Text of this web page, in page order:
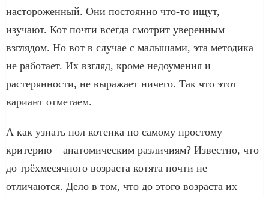
настороженный. Они постоянно что-то ищут,
изучают. Кот почти всегда смотрит уверенным
взглядом. Но вот в случае с малышами, эта методика
не работает. Их взгляд, кроме недоумения и
растерянности, не выражает ничего. Так что этот
вариант отметаем.
А как узнать пол котенка по самому простому
критерию – анатомическим различиям? Известно, что
до трёхмесячного возраста котята почти не
отличаются. Дело в том, что до этого возраста их